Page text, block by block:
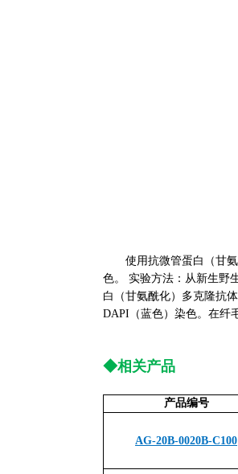
使用抗微管蛋白（甘氨
色。 实验方法：从新生野
白（甘氨酰化）多克隆抗
DAPI（蓝色）染色。在纤
◆相关产品
产品编号
AG-20B-0020B-C100